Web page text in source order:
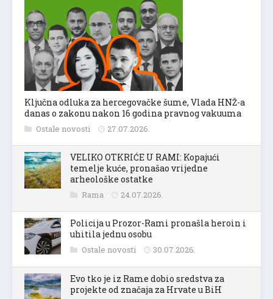
Ključna odluka za hercegovačke šume, Vlada HNŽ-a
danas o zakonu nakon 16 godina pravnog vakuuma
Ostale novosti 27.07.2026.
VELIKO OTKRIĆE U RAMI: Kopajući
temelje kuće, pronašao vrijedne
arheološke ostatke
Rama 24.07.2026.
Policija u Prozor-Rami pronašla heroin i
uhitila jednu osobu
Ostale novosti 30.07.2026.
Evo tko je iz Rame dobio sredstva za
projekte od značaja za Hrvate u BiH